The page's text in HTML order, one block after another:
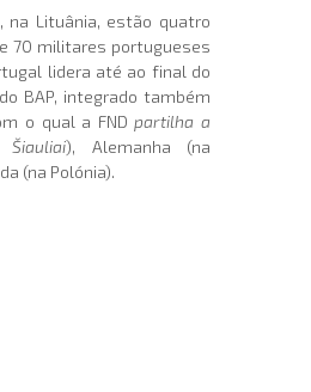
na Lituânia, estão quatro
e 70 militares portugueses
lidera até ao final do
BAP, integrado também
o qual a FND partilha a
), Alemanha (na
(na Polónia).